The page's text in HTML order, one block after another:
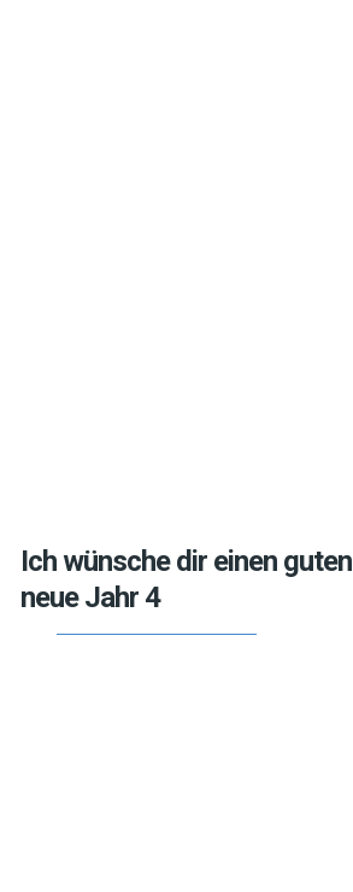
Ich wünsche dir einen
neue Jahr 4